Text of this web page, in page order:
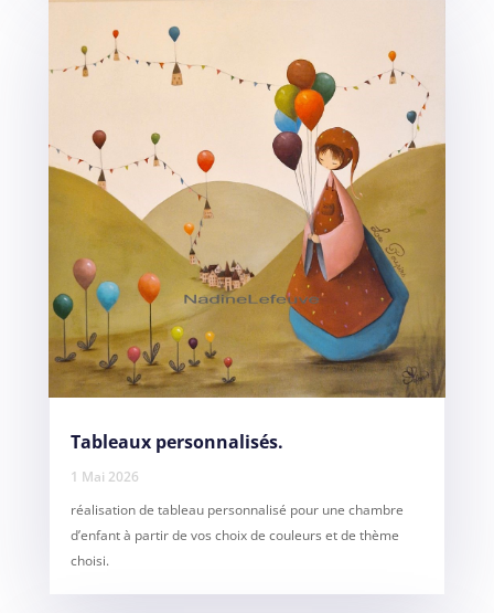
Tableaux personnalisés.
1 Mai 2026
réalisation de tableau personnalisé pour une chambre
d’enfant à partir de vos choix de couleurs et de thème
choisi.